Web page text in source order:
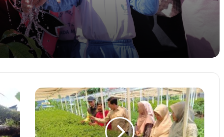
Transaksi Periwisata di Aceh Travel
Mart Capai Rp 2,3 Miliar
KSBN Aceh Juara 1 World Dance Day
Ardiansyah Panaskan Persaingan di
Bawah Mistar Gawang PSM